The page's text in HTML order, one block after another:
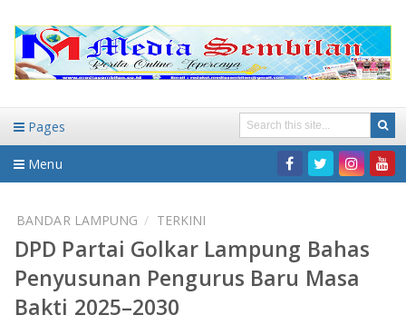
Pages
Menu
DAERAH
NASIONAL
HUKUM-KRIMINAL
BANDAR LAMPUNG TERKINI
DPD Partai Golkar Lampung Bahas
Penyusunan Pengurus Baru Masa
Bakti 2025–2030